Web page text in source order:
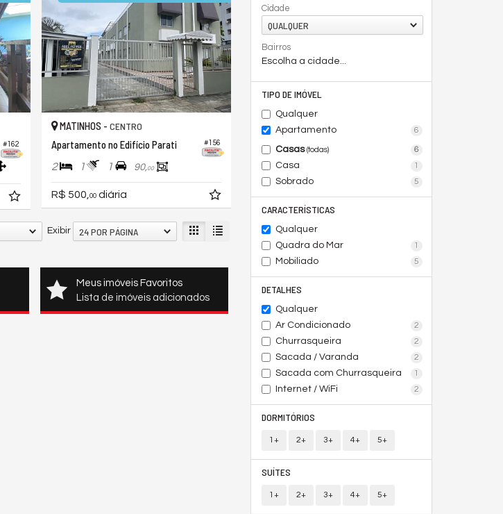
Cidade
QUALQUER
Bairros
Escolha a cidade...
TIPO DE IMÓVEL
Qualquer
Apartamento
6
Casas(todas) 6
Casa 1
Sobrado 5
CARACTERÍSTICAS
Qualquer
Quadra do Mar
1
Mobiliado 5
DETALHES
Qualquer
Ar Condicionado
2
Churrasqueira 2
Sacada / Varanda 2
Sacada com Churrasqueira 1
Internet / WiFi 2
DORMITÓRIOS
1+ 2+ 3+ 4+ 5+
SUÍTES
1+ 2+ 3+ 4+ 5+
#162 #156
MATINHOS - CENTRO
Apartamento no Edifício Parati
2 1 1 90,00
R$ 500,00diária
Exibir 24 POR PÁGINA
Meus imóveis Favoritos
Lista de imóveis adicionados